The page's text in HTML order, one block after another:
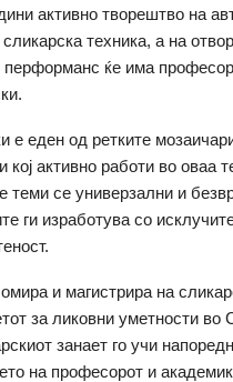
активно творештво на
техника, a на
перформанс ќе има
е еден од ретките
кој активно работи во оваа
теми се универзални и
ги изработува со
и магистрира на
за ликовни уметности во
занает го учи
на професорот и